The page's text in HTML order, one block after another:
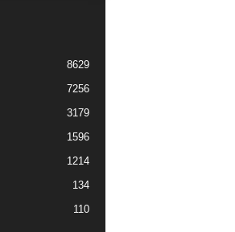
8629
7256
3179
1596
1214
134
110